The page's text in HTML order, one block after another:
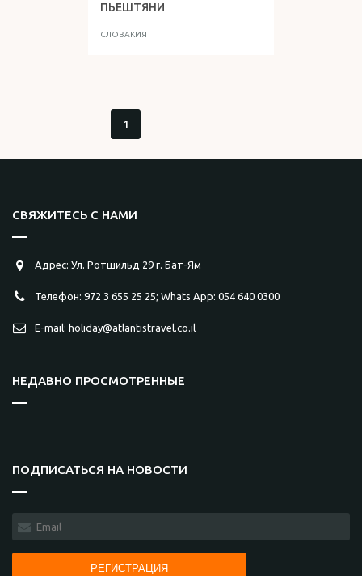
ПЬЕШТЯНИ
СЛОВАКИЯ
1
СВЯЖИТЕСЬ С НАМИ
Адрес: Ул. Ротшильд 29 г. Бат-Ям
Телефон: 972 3 655 25 25; Whats App: 054 640 0300
E-mail: holiday@atlantistravel.co.il
НЕДАВНО ПРОСМОТРЕННЫЕ
ПОДПИСАТЬСЯ НА НОВОСТИ
РЕГИСТРАЦИЯ